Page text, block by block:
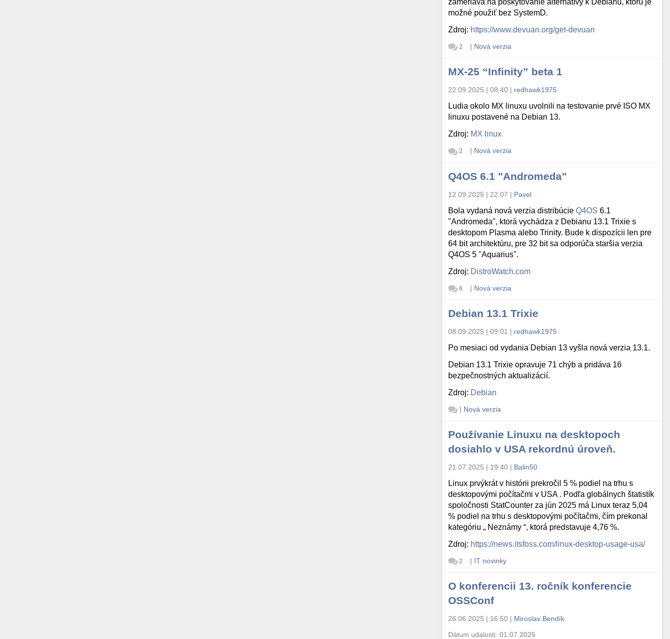
zameriava na poskytovanie alternatívy k Debianu, ktorú je
možné použiť bez SystemD.
Zdroj: https://www.devuan.org/get-devuan
2 | Nová verzia
MX-25 “Infinity” beta 1
22.09.2025 | 08:40 | redhawk1975
Ludia okolo MX linuxu uvolnili na testovanie prvé ISO MX
linuxu postavené na Debian 13.
Zdroj: MX linux
2 | Nová verzia
Q4OS 6.1 "Andromeda"
12.09.2025 | 22:07 | Pavel
Bola vydaná nová verzia distribúcieQ4OS 6.1
"Andromeda", ktorá vychádza z Debianu 13.1 Trixie s
desktopom Plasma alebo Trinity. Bude k dispozícii len pre
64 bit architektúru, pre 32 bit sa odporúča staršia verzia
Q4OS 5 "Aquarius".
Zdroj: DistroWatch.com
6 | Nová verzia
Debian 13.1 Trixie
08.09.2025 | 09:01 | redhawk1975
Po mesiaci od vydania Debian 13 vyšla nová verzia 13.1.
Debian 13.1 Trixie opravuje 71 chýb a pridáva 16
bezpečnostných aktualizácií.
Zdroj: Debian
| Nová verzia
Používanie Linuxu na desktopoch
dosiahlo v USA rekordnú úroveň.
21.07.2025 | 19:40 | Balin50
Linux prvýkrát v histórii prekročil 5 % podiel na trhu s
desktopovými počítačmi v USA . Podľa globálnych štatistík
spoločnosti StatCounter za jún 2025 má Linux teraz 5,04
% podiel na trhu s desktopovými počítačmi, čím prekonal
kategóriu „ Neznámy “, ktorá predstavuje 4,76 %.
Zdroj: https://news.itsfoss.com/linux-desktop-usage-usa/
2 | IT novinky
O konferencii 13. ročník konferencie
OSSConf
26.06.2025 | 16:50 | Miroslav Bendík
Dátum udalosti:01.07.2025